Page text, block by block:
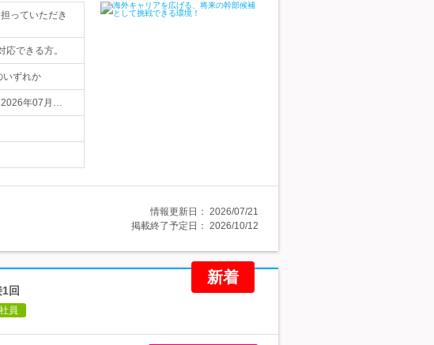
っていただき
できる方。
ずれか
2026年07月…
情報更新日： 2026/07/21
掲載終了予定日： 2026/10/12
新着
回
員